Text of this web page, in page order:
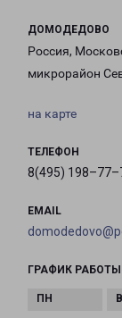
ДОМОДЕДОВО
Россия,
микрорайон
на карте
ТЕЛЕФОН
8(495)
EMAIL
ГРАФИК РАБОТЫ